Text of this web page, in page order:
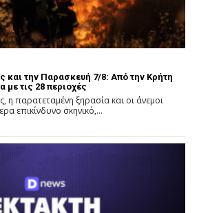
και την Παρασκευή 7/8: Από την Κρήτη
με τις 28 περιοχές
η παρατεταμένη ξηρασία και οι άνεμοι
επικίνδυνο σκηνικό,...